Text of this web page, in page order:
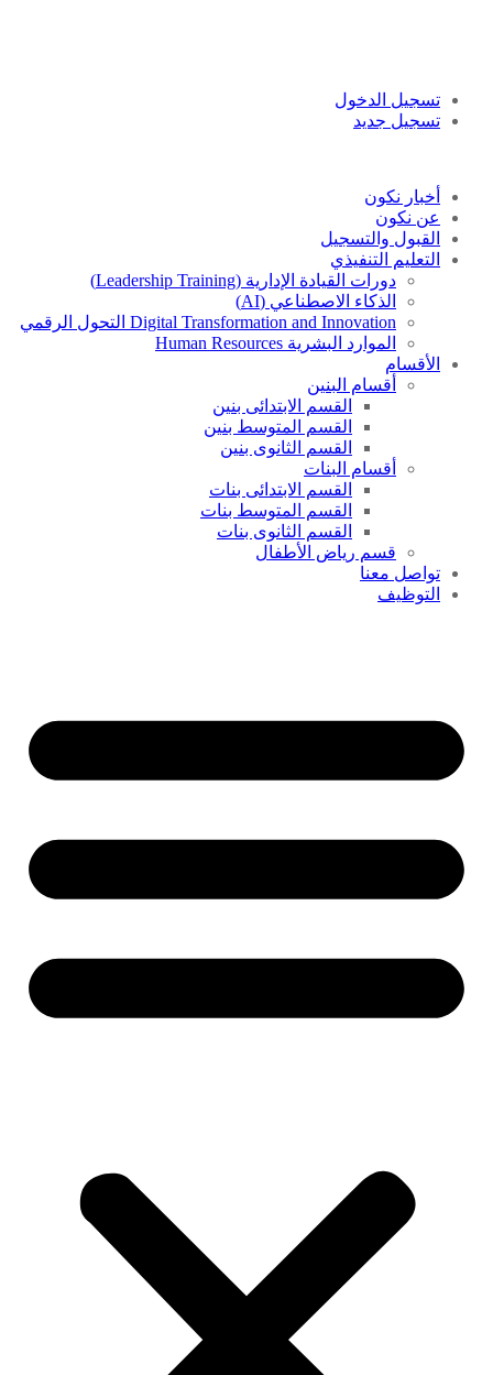
تسجيل الدخول
تسجيل جديد
أخبار نكون
عن نكون
القبول والتسجيل
التعليم التنفيذي
دورات القيادة الإدارية (Leadership Training)
الذكاء الاصطناعي (AI)
Digital Transformation and Innovation التحول الرقمي
الموارد البشرية Human Resources
الأقسام
أقسام البنين
القسم الابتدائى بنين
القسم المتوسط بنين
القسم الثانوى بنين
أقسام البنات
القسم الابتدائى بنات
القسم المتوسط بنات
القسم الثانوى بنات
قسم رياض الأطفال
تواصل معنا
التوظيف